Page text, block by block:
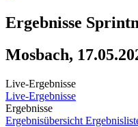
Ergebnisse
Mosbach,
Live-Ergebnisse
Live-Ergebnisse
Ergebnisse
Ergebnisübersicht